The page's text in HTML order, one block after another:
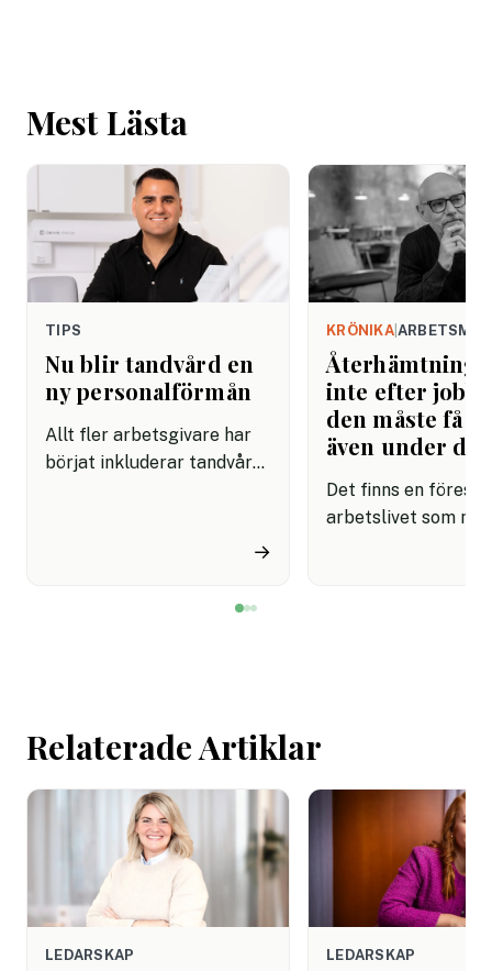
Mest Lästa
TIPS
Nu blir tandvård en
ny personalförmån
Allt fler arbetsgivare har
börjat inkluderar tandvård i
miljon svenskar uppger att
→
KRÖNIKA|
Återhämtning
inte efter
den måste få
även under
Det finns en
arbetslivet som
Relaterade Artiklar
LEDARSKAP LEDARSKAP